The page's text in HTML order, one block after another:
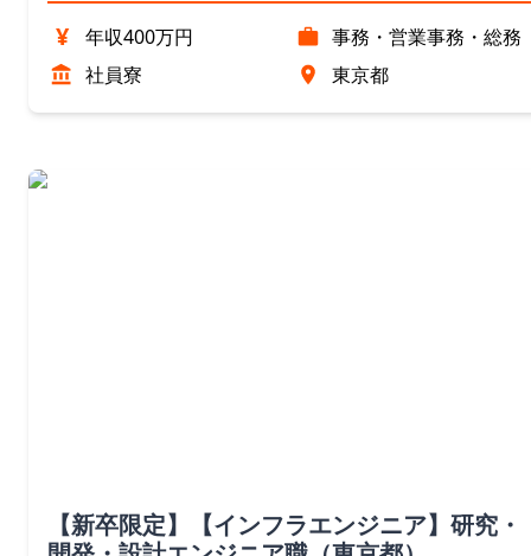
¥ 年収400万円
事務・営業事務・総務
社員寮
東京都
【新卒限定】【インフラエンジニア】研究・